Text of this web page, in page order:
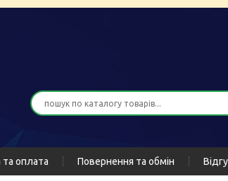
оплата Повернення та обмін